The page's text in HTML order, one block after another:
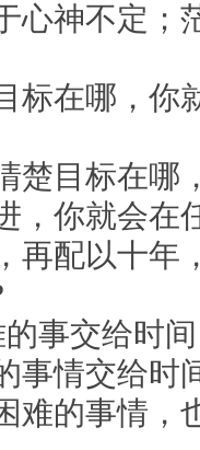
心神不定；
标在哪，你
楚目标在哪
，你就会在
再配以十年
事交给时
事情交给时
难的事情，